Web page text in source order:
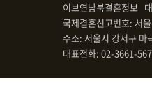
이브연남북결혼정보
국제결혼신고번호: 서
주소: 서울시 강서구 마
대표전화: 02-3661-